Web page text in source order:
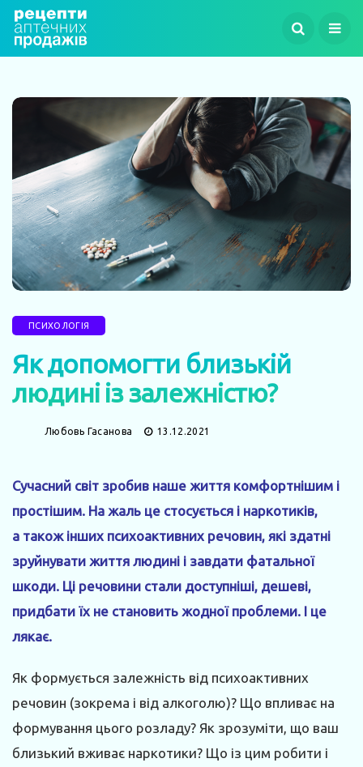
ПСИХОЛОГІЯ
Як допомогти близькій
людині із залежністю?
Любовь Гасанова 13.12.2021
Сучасний світ зробив наше життя комфортнішим і
простішим. На жаль це стосується і наркотиків,
а також інших психоактивних речовин, які здатні
зруйнувати життя людині і завдати фатальної
шкоди. Ці речовини стали доступніші, дешеві,
придбати їх не становить жодної проблеми. І це
лякає.
Як формується залежність від психоактивних
речовин (зокрема і від алкоголю)? Що впливає на
формування цього розладу? Як зрозуміти, що ваш
близький вживає наркотики? Що із цим робити і